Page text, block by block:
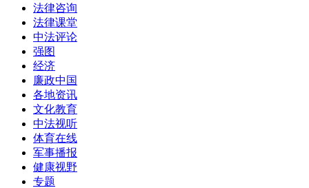
法律咨询
法律课堂
中法评论
强图
经济
廉政中国
各地资讯
文化教育
中法视听
体育在线
军事播报
健康视野
专题